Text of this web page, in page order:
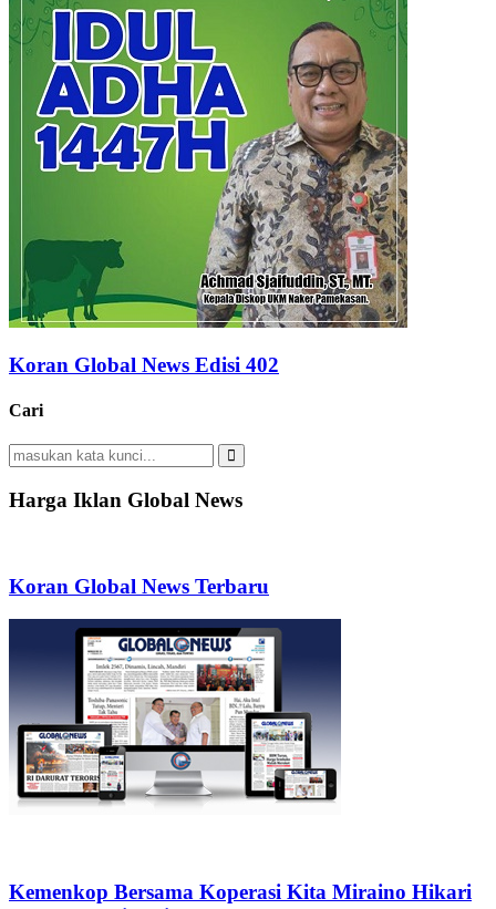
Koran Global News Edisi 402
Cari
Search
for:
Search
Harga Iklan Global News
Koran Global News Terbaru
Kemenkop Bersama Koperasi Kita Miraino Hikari